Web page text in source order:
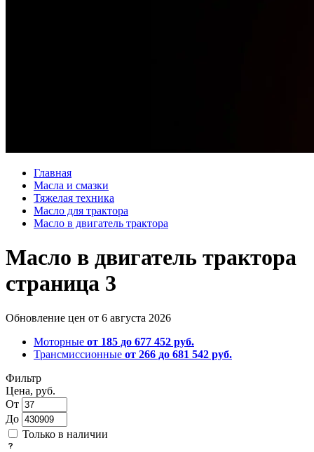
Главная
Масла и смазки
Тяжелая техника
Масло для трактора
Масло в двигатель трактора
Масло в двигатель трактора
страница 3
Обновление цен от 6 августа 2026
Моторные от 185 до 677 452 руб.
Трансмиссионные от 266 до 681 542 руб.
Фильтр
Цена, руб.
От
До
Только в наличии